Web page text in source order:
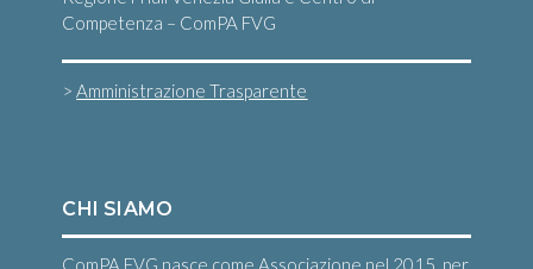
Competenza – ComPA FVG
>Amministrazione Trasparente
CHI SIAMO
ComPA FVG nasce come Associazione nel 2015, per